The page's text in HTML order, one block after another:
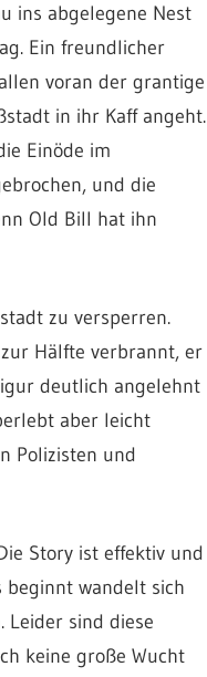
ins abgelegene Nest
Ein freundlicher
voran der grantige
in ihr Kaff angeht.
Einöde im
und die
Old Bill hat ihn
zu versperren.
Hälfte verbrannt, er
deutlich angelehnt
aber leicht
Polizisten und
Story ist effektiv und
beginnt wandelt sich
Leider sind diese
keine große Wucht